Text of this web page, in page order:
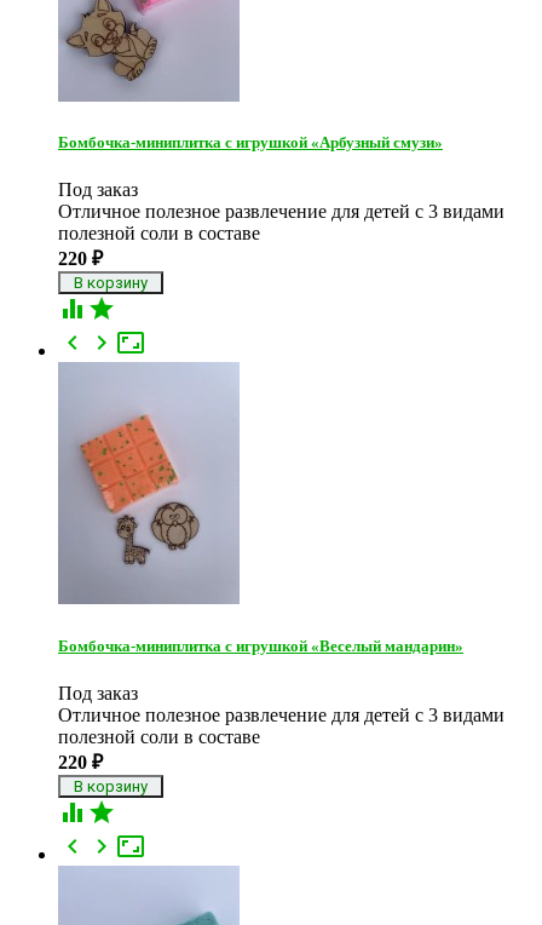
Бомбочка-миниплитка с игрушкой «Арбузный смузи»
Под заказ
Отличное полезное развлечение для детей с 3 видами
полезной соли в составе
220 ₽
 

 
Бомбочка-миниплитка с игрушкой «Веселый мандарин»
Под заказ
Отличное полезное развлечение для детей с 3 видами
полезной соли в составе
220 ₽
 

 